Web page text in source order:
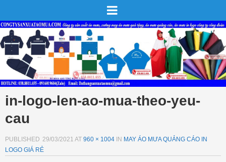
in-logo-len-ao-mua-theo-yeu-
cau
PUBLISHED 29/03/2021 AT 960 × 1004 IN MAY ÁO MƯA QUẢNG CÁO IN
LOGO GIÁ RẺ